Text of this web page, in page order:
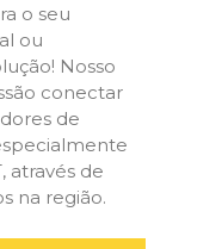
o seu
ou
Nosso
conectar
de
através de
na região.